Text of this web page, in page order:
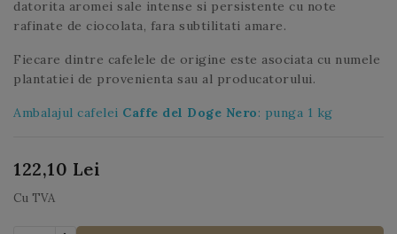
datorita aromei sale intense si persistente cu note
rafinate de ciocolata, fara subtilitati amare.
Fiecare dintre cafelele de origine este asociata cu numele
plantatiei de provenienta sau al producatorului.
Ambalajul cafelei Caffe del Doge Nero: punga 1 kg
122,10 Lei
Cu TVA